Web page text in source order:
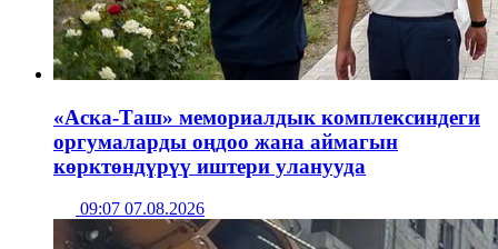
«Аска-Таш» мемориалдык комплексиндеги
оргумаларды оңдоо жана аймагын
көрктөндүрүү иштери уланууда
09:07 07.08.2026